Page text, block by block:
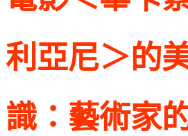
利亞尼＞的
識：藝術家